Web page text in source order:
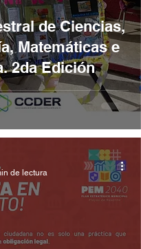
de Ciencias,
Matemáticas e
2da Edición
de lectura